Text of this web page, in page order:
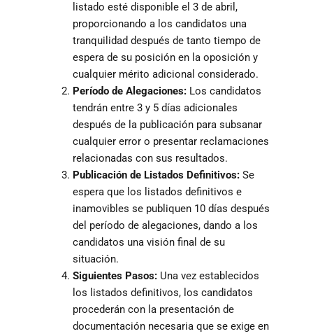
listado esté disponible el 3 de abril,
proporcionando a los candidatos una
tranquilidad después de tanto tiempo de
espera de su posición en la oposición y
cualquier mérito adicional considerado.
Período de Alegaciones:Los candidatos
tendrán entre 3 y 5 días adicionales
después de la publicación para subsanar
cualquier error o presentar reclamaciones
relacionadas con sus resultados.
Publicación de Listados Definitivos:Se
espera que los listados definitivos e
inamovibles se publiquen 10 días después
del período de alegaciones, dando a los
candidatos una visión final de su
situación.
Siguientes Pasos:Una vez establecidos
los listados definitivos, los candidatos
procederán con la presentación de
documentación necesaria que se exige en